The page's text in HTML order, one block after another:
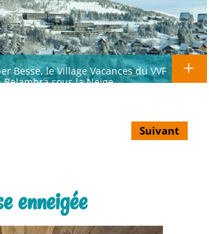
Besse, le Village Vacances du VVF
Belambra sous la Neige
Suivant
enneigée